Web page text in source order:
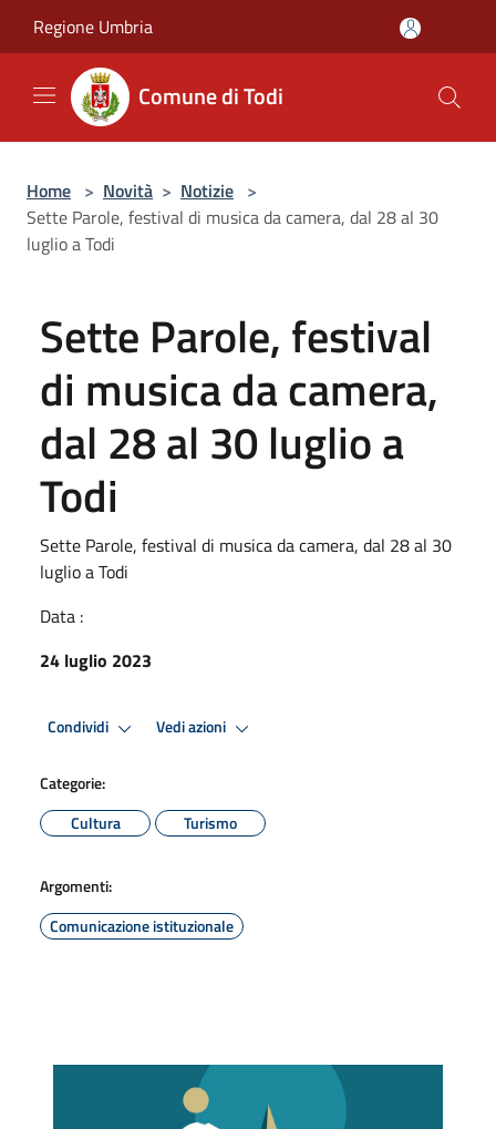
Regione Umbria
Comune di Todi
Home > Novità > Notizie >
Sette Parole, festival di musica da camera, dal 28 al 30
luglio a Todi
Sette Parole, festival
di musica da camera,
dal 28 al 30 luglio a
Todi
Sette Parole, festival di musica da camera, dal 28 al 30
luglio a Todi
Data :
24 luglio 2023
Condividi Vedi azioni
Categorie:
Cultura
Turismo
Argomenti:
Comunicazione istituzionale